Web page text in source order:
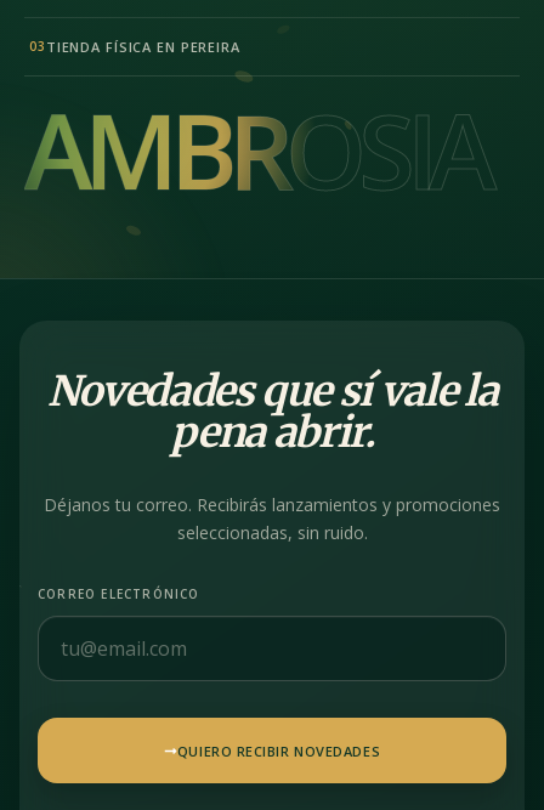
03 TIENDA FÍSICA EN PEREIRA
AMBROSIA
AMBROSIA
Novedades que sí vale la
pena abrir.
Déjanos tu correo. Recibirás lanzamientos y promociones
seleccionadas, sin ruido.
CORREO ELECTRÓNICO
QUIERO RECIBIR NOVEDADES